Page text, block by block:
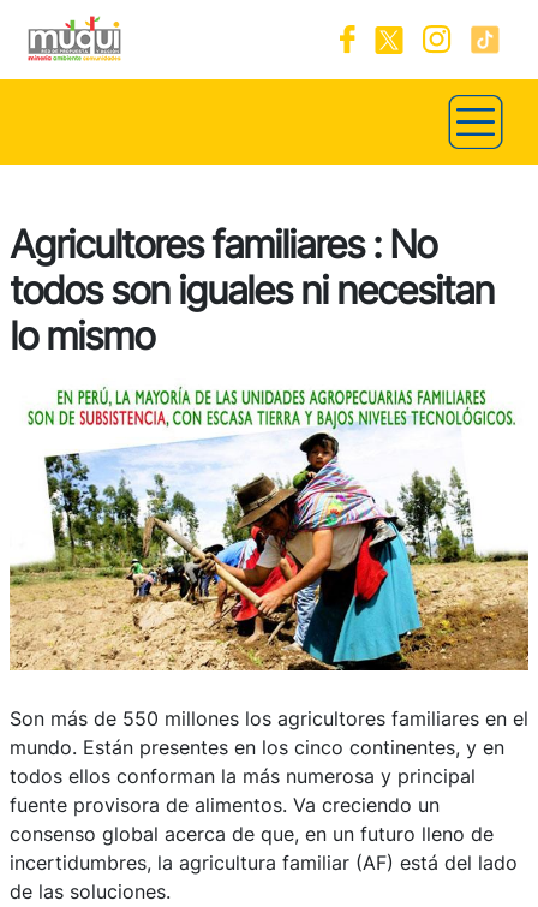
Agricultores familiares : No
todos son iguales ni necesitan
lo mismo
Son más de 550 millones los agricultores familiares en el
mundo. Están presentes en los cinco continentes, y en
todos ellos conforman la más numerosa y principal
fuente provisora de alimentos. Va creciendo un
consenso global acerca de que, en un futuro lleno de
incertidumbres, la agricultura familiar (AF) está del lado
de las soluciones.